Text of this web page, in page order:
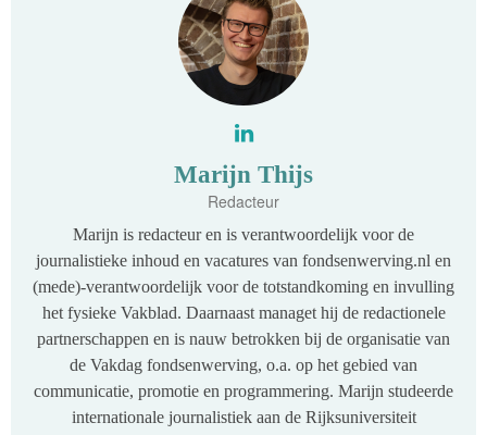
Marijn Thijs
Redacteur
Marijn is redacteur en is verantwoordelijk voor de
journalistieke inhoud en vacatures van fondsenwerving.nl en
(mede)-verantwoordelijk voor de totstandkoming en invulling
het fysieke Vakblad. Daarnaast managet hij de redactionele
partnerschappen en is nauw betrokken bij de organisatie van
de Vakdag fondsenwerving, o.a. op het gebied van
communicatie, promotie en programmering. Marijn studeerde
internationale journalistiek aan de Rijksuniversiteit